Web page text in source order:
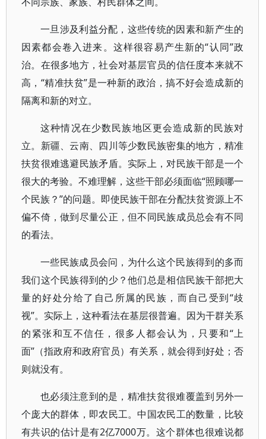
一旦涉及利益分配，这些传统的因素和新产生的
因素都会卷入进来。这样很容易产生新的“认同”政
治。在很多地方，社会对基层官员的信任度本来就不
高，“精准扶贫”是一种新的政治，搞不好会造成新的
隔离和新的对立。
这种情况在少数民族地区更会造成新的民族对
立。新疆、云南、四川等少数民族密集的地方，精准
扶贫很难逃避民族矛盾。实际上，对民族干部是一个
很大的考验。不难理解，这些干部必须面临“照顾哪一
个民族？”的问题。即使民族干部在分配扶贫资源上不
偏不倚，做到尽量公正，但不同民族成员总会有不同
的看法。
一些民族成员会问，为什么这个民族得到的多而
我们这个民族得到的少？他们总是相信民族干部把大
量的好处分给了自己所属的民族，而自己受到“歧
视”。实际上，这种看法在基层很普遍。因为干群关系
的紧张和互不信任，很多人都会认为，只要和“上
面”（指政府和政府官员）有关系，就会得到好处；否
则就没有。
也必须注意到的是，精准扶贫很难覆盖到另外一
个庞大的群体，即农民工。中国农民工的数量，比较
有共识的估计是有2亿7000万。这个群体也很难说都